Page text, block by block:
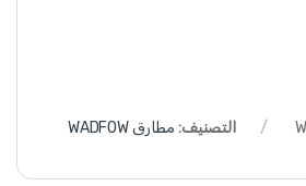
التصنيف: مطارق WADFOW